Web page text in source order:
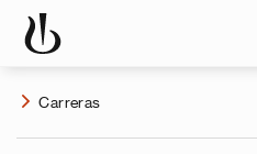
Carreras